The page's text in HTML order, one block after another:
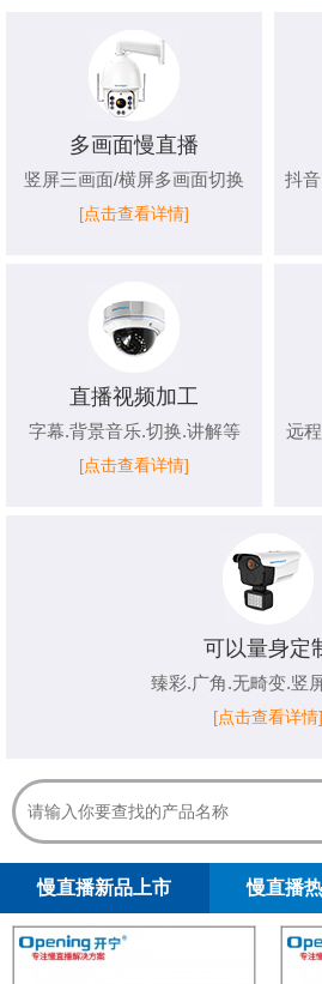
多画面慢直播
竖屏三画面/横屏多画面切换
[点击查看详情]
抖
直播视频加工
字幕.背景音乐.切换.讲解等
[点击查看详情]
远
可以量身定
臻彩.广角.无畸变.竖
[点击查看详情]
慢直播新品上市 慢直播